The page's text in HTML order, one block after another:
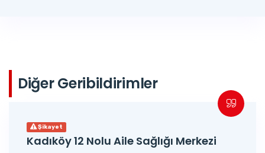
Diğer Geribildirimler
Şikayet
Kadıköy 12 Nolu Aile Sağlığı Merkezi